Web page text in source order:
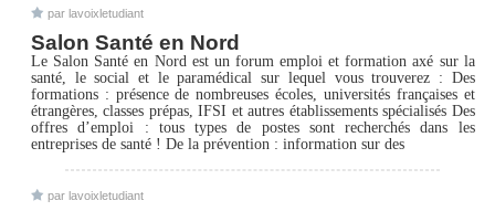
par lavoixletudiant
Salon Santé en Nord
Le Salon Santé en Nord est un forum emploi et formation axé sur la
santé, le social et le paramédical sur lequel vous trouverez : Des
formations : présence de nombreuses écoles, universités françaises et
étrangères, classes prépas, IFSI et autres établissements spécialisés Des
offres d’emploi : tous types de postes sont recherchés dans les
entreprises de santé ! De la prévention : information sur des
par lavoixletudiant